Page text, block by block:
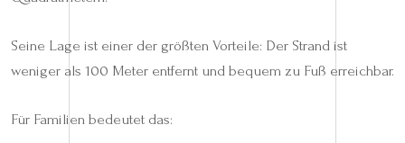
Seine Lage ist einer der größten Vorteile: Der Strand ist
weniger als 100 Meter entfernt und bequem zu Fuß erreichbar.
Für Familien bedeutet das: